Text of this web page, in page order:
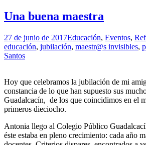
Una buena maestra
27 de junio de 2017Educación, Eventos,
educación, jubilación, maestr@s invisibles,
Santos
Hoy que celebramos la jubilación de mi
constancia de lo que han supuesto sus
Guadalcacín, de los que coincidimos en el
primeros dieciocho.
Antonia llego al Colegio Público
éste estaba en pleno crecimiento: cada año